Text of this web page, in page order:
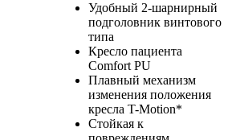
Удобный 2-шарнирный
подголовник винтового
типа
Кресло пациента
Comfort PU
Плавный механизм
изменения положения
кресла T-Motion*
Стойкая к